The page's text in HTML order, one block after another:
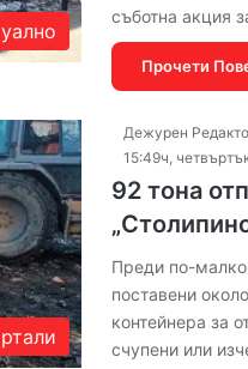
съботна акция
Прочети
Дежурен
15:49ч,
92 тона
Преди по-малко
поставени
контейнера за
счупени или